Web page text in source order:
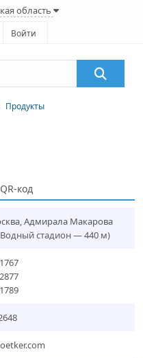
область
Войти
Продукты
QR-код
,Адмирала Макарова
стадион — 440 м)